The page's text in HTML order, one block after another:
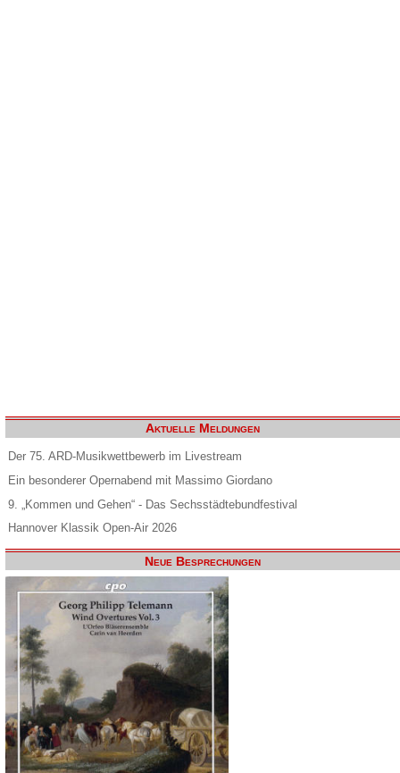
Aktuelle Meldungen
Der 75. ARD-Musikwettbewerb im Livestream
Ein besonderer Opernabend mit Massimo Giordano
9. „Kommen und Gehen“ - Das Sechsstädtebundfestival
Hannover Klassik Open-Air 2026
Neue Besprechungen